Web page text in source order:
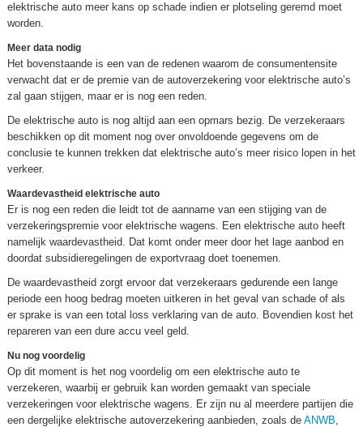
elektrische auto meer kans op schade indien er plotseling geremd moet
worden.
Meer data nodig
Het bovenstaande is een van de redenen waarom de consumentensite
verwacht dat er de premie van de autoverzekering voor elektrische auto’s
zal gaan stijgen, maar er is nog een reden.
De elektrische auto is nog altijd aan een opmars bezig. De verzekeraars
beschikken op dit moment nog over onvoldoende gegevens om de
conclusie te kunnen trekken dat elektrische auto’s meer risico lopen in het
verkeer.
Waardevastheid elektrische auto
Er is nog een reden die leidt tot de aanname van een stijging van de
verzekeringspremie voor elektrische wagens. Een elektrische auto heeft
namelijk waardevastheid. Dat komt onder meer door het lage aanbod en
doordat subsidieregelingen de exportvraag doet toenemen.
De waardevastheid zorgt ervoor dat verzekeraars gedurende een lange
periode een hoog bedrag moeten uitkeren in het geval van schade of als
er sprake is van een total loss verklaring van de auto. Bovendien kost het
repareren van een dure accu veel geld.
Nu nog voordelig
Op dit moment is het nog voordelig om een elektrische auto te
verzekeren, waarbij er gebruik kan worden gemaakt van speciale
verzekeringen voor elektrische wagens. Er zijn nu al meerdere partijen die
een dergelijke elektrische autoverzekering aanbieden, zoals de ANWB,